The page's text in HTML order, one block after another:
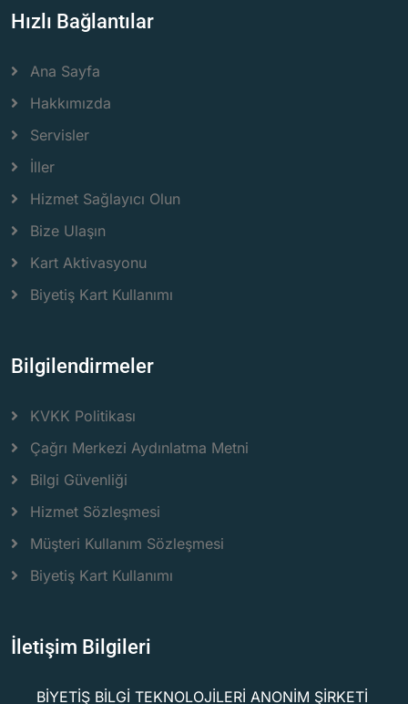
Hızlı Bağlantılar
Ana Sayfa
Hakkımızda
Servisler
İller
Hizmet Sağlayıcı Olun
Bize Ulaşın
Kart Aktivasyonu
Biyetiş Kart Kullanımı
Bilgilendirmeler
KVKK Politikası
Çağrı Merkezi Aydınlatma Metni
Bilgi Güvenliği
Hizmet Sözleşmesi
Müşteri Kullanım Sözleşmesi
Biyetiş Kart Kullanımı
İletişim Bilgileri
BİYETİŞ BİLGİ TEKNOLOJİLERİ ANONİM ŞİRKETİ